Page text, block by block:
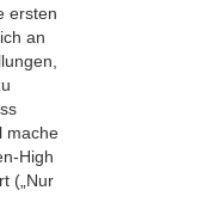
ersten
an
mache
High
(„Nur